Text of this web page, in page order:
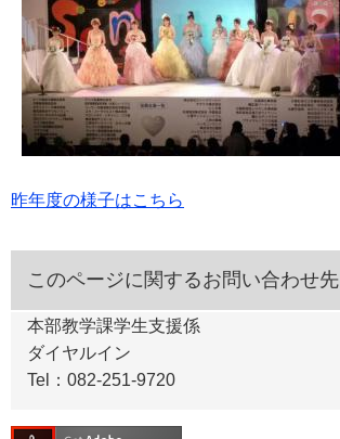
昨年度の様子はこちら
このページに関するお問い合わせ先
本部教学課学生支援係
ダイヤルイン
Tel：082-251-9720